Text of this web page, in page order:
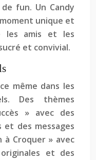
fun. Un Candy
unique et
les amis et les
et convivial.
même dans les
Des thèmes
» avec des
et des messages
à Croquer » avec
et des